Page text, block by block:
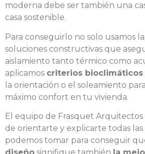
moderna debe ser también una
casa sostenible.
Para conseguirlo no solo usamos
soluciones constructivas que
aislamiento tanto térmico como
aplicamos criterios bioclimáticos
la orientación o el soleamiento
máximo confort en tu vivienda.
El equipo de Frasquet
de orientarte y explicarte todas
podemos tomar para conseguir